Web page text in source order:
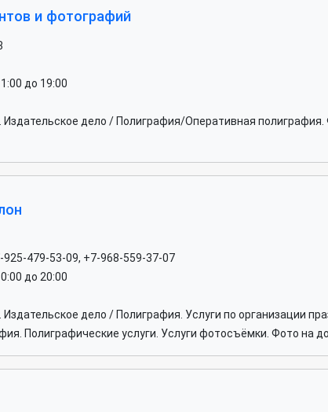
и фотографий
до 19:00
Издательское дело / Полиграфия/Оперативная
479-53-09, +7-968-559-37-07
до 20:00
Издательское дело / Полиграфия. Услуги по организации
Полиграфические услуги. Услуги фотосъёмки. Фото на